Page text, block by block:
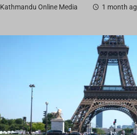
Kathmandu Online Media 1 month